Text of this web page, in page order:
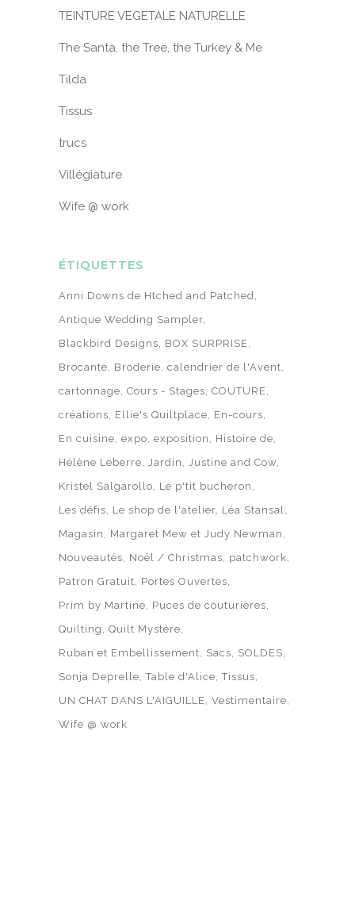
TEINTURE VEGETALE NATURELLE
The Santa, the Tree, the Turkey & Me
Tilda
Tissus
trucs
Villégiature
Wife @ work
ÉTIQUETTES
Anni Downs de Htched and Patched
Antique Wedding Sampler
Blackbird Designs
BOX SURPRISE
Brocante
Broderie calendrier de l'Avent
cartonnage Cours - Stages COUTURE
créations
Ellie's Quiltplace
En-cours
En cuisine expo exposition
Histoire de
Hélène Leberre Jardin
Justine and Cow
Kristel Salgarollo
Le p'tit bucheron
Les défis
Le shop de l'atelier Léa Stansal
Magasin
Margaret Mew et Judy Newman
Nouveautés
Noël / Christmas
patchwork
Patron Gratuit
Portes Ouvertes
Prim by Martine
Puces de couturières
Quilting
Quilt Mystère
Ruban et Embellissement
Sacs
SOLDES
Sonja Deprelle Table d'Alice Tissus
UN CHAT DANS L'AIGUILLE Vestimentaire
Wife @ work